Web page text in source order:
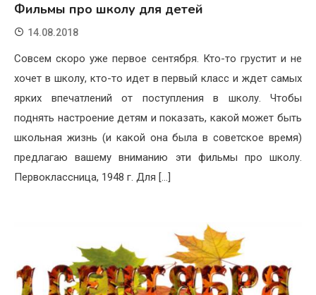
Фильмы про школу для детей
14.08.2018
Совсем скоро уже первое сентября. Кто-то грустит и не
хочет в школу, кто-то идет в первый класс и ждет самых
ярких впечатлений от поступления в школу. Чтобы
поднять настроение детям и показать, какой может быть
школьная жизнь (и какой она была в советское время)
предлагаю вашему вниманию эти фильмы про школу.
Первоклассница, 1948 г. Для […]